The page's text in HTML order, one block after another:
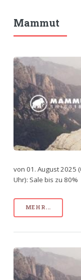
Mammut
von 01. August 2025
Uhr): Sale bis zu 80%
MEHR...